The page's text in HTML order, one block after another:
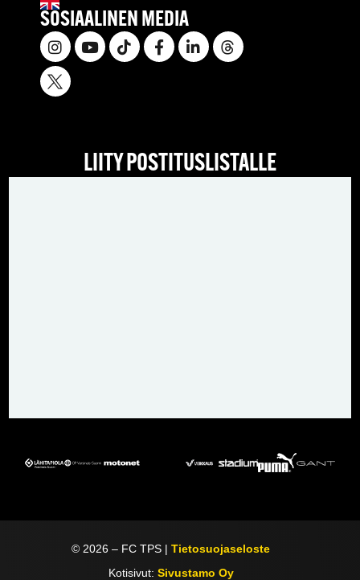
SOSIAALINEN MEDIA
LIITY POSTITUSLISTALLE
© 2026 – FC TPS |Tietosuojaseloste
Kotisivut: Sivustamo Oy